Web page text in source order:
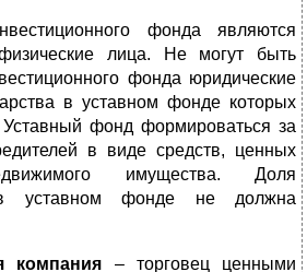
фонда являются
лица. Не могут быть
фонда юридические
в уставном фонде которых
фонд формироваться за
в виде средств, ценных
имущества. Доля
в уставном фонде не должна
компания – торговец ценными